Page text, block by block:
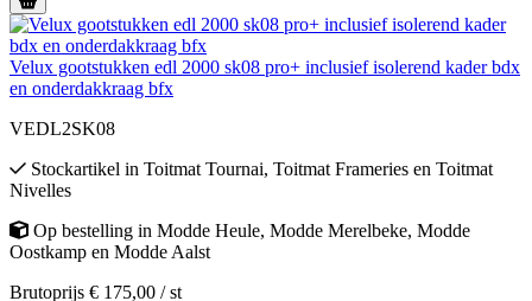
Velux gootstukken edl 2000 sk08 pro+ inclusief isolerend kader bdx
en onderdakkraag bfx
VEDL2SK08
Stockartikel in Toitmat Tournai, Toitmat Frameries en Toitmat
Nivelles
Op bestelling in Modde Heule, Modde Merelbeke, Modde
Oostkamp en Modde Aalst
Brutoprijs € 175,00 / st